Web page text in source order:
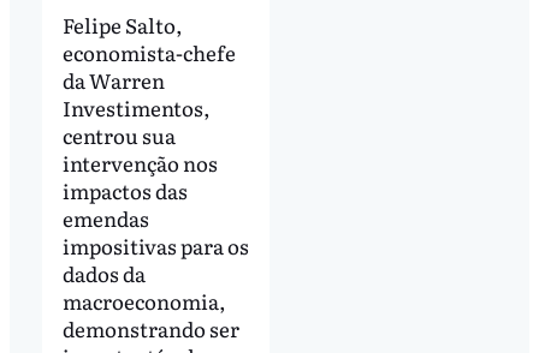
Felipe Salto,
economista-chefe
da Warren
Investimentos,
centrou sua
intervenção nos
impactos das
emendas
impositivas para os
dados da
macroeconomia,
demonstrando ser